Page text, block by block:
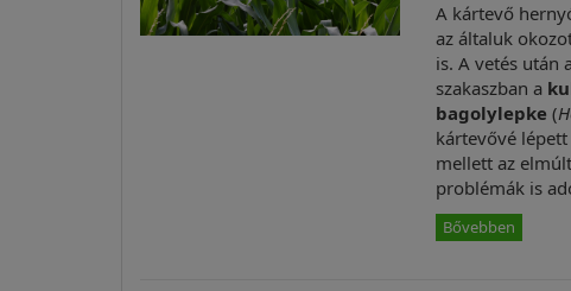
A kártevő
az általuk
is. A vetés után
szakaszban a
bagolylepke (
kártevővé
mellett az
problémák is
Bővebben